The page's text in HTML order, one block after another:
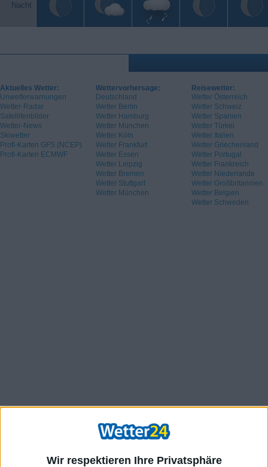
Wir respektieren Ihre Privatsphäre
Nacht
Aktuelles Wetter:
Unwetterwarnungen
Wetter-Radar
Satellitenbilder
Wetter-News
Skiwetter
Profi-Karten GFS (NCEP)
Profi-Karten ECMWF
Wettervorhersage:
Deutschland
Wetter Berlin
Wetter Hamburg
Wetter München
Wetter Köln
Wetter Frankfurt
Wetter Essen
Wetter Leipzig
Wetter Bremen
Wetter Stuttgart
Wetter München
Reisewetter:
Wetter Österreich
Wetter Schweiz
Wetter Spanien
Wetter Türkei
Wetter Italien
Wetter Griechenland
Wetter Portugal
Wetter Frankreich
Wetter Niederlande
Wetter Großbritannien
Wetter Belgien
Wetter Schweden